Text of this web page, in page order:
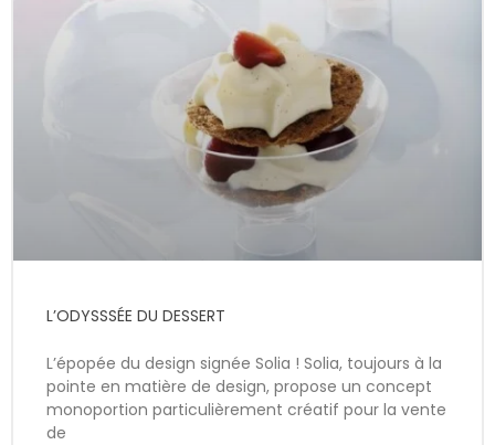
L’ODYSSSÉE DU DESSERT
L’épopée du design signée Solia ! Solia, toujours à la
pointe en matière de design, propose un concept
monoportion particulièrement créatif pour la vente
de